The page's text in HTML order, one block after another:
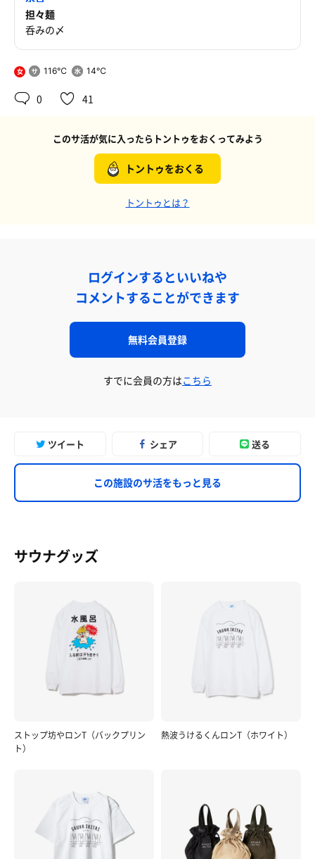
担々麺
呑みの〆
女 116℃ 14℃
0 41
このサ活が気に入ったらトントゥをおくってみよう
トントゥをおくる
トントゥとは？
ログインするといいねや
コメントすることができます
無料会員登録
すでに会員の方はこちら
ツイート シェア 送る
この施設のサ活をもっと見る
サウナグッズ
ストップ坊やロンT（バックプリン
ト）
熱波うけるくんロンT（ホワイト）